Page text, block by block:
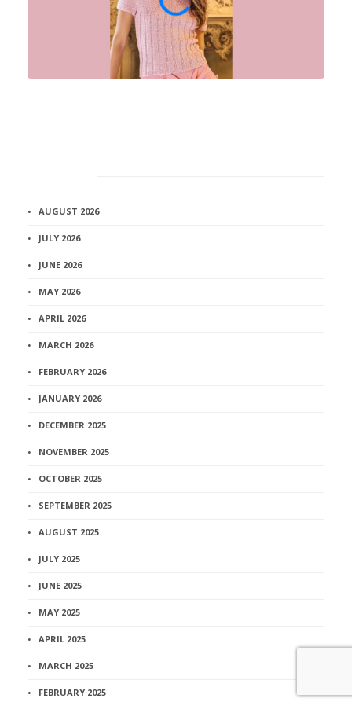
AUGUST 2026
JULY 2026
JUNE 2026
MAY 2026
APRIL 2026
MARCH 2026
FEBRUARY 2026
JANUARY 2026
DECEMBER 2025
NOVEMBER 2025
OCTOBER 2025
SEPTEMBER 2025
AUGUST 2025
JULY 2025
JUNE 2025
MAY 2025
APRIL 2025
MARCH 2025
FEBRUARY 2025